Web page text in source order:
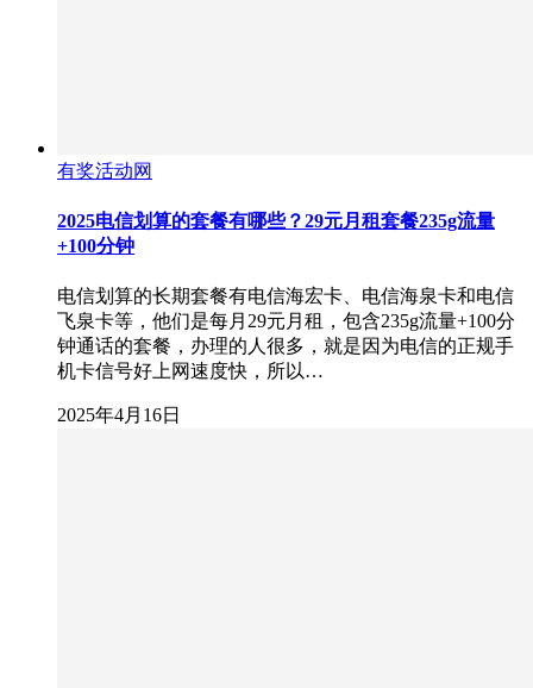
有奖活动网
2025电信划算的套餐有哪些？29元月租套餐235g流量
+100分钟
电信划算的长期套餐有电信海宏卡、电信海泉卡和电信
飞泉卡等，他们是每月29元月租，包含235g流量+100分
钟通话的套餐，办理的人很多，就是因为电信的正规手
机卡信号好上网速度快，所以…
2025年4月16日